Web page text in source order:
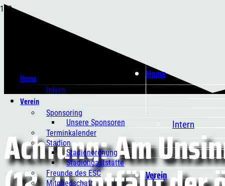
Home
Intern
Verein
Home
Intern
Verein
Sponsoring
Unsere Sponsoren
Terminkalender
Stadion
Stadionordnung
Stadiongaststätte
Freunde des ESC
Mitgliedschaft
Achtung: Am